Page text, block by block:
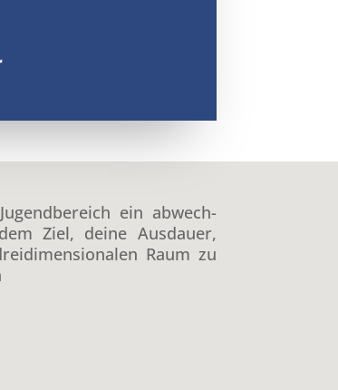
ein abwech­
Ziel, deine Aus­dauer,
Raum zu